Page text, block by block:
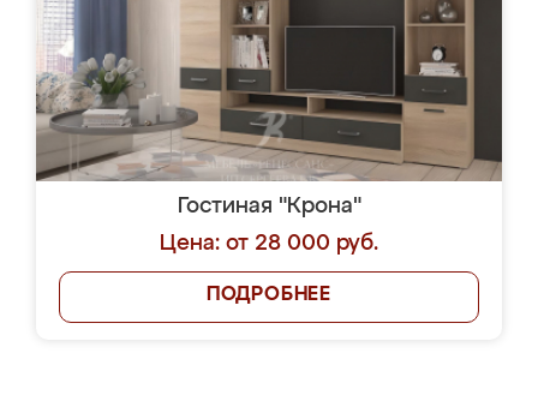
Гостиная "Крона"
Цена: от 28 000 руб.
ПОДРОБНЕЕ